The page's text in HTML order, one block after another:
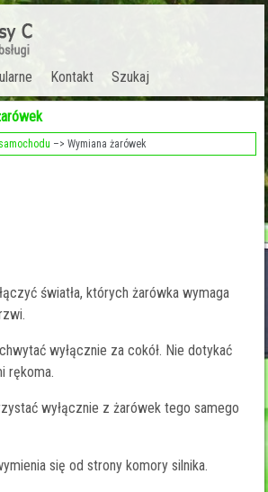
Kontakt Szukaj
–> Wymiana żarówek
światła, których żarówka wymaga
wyłącznie za cokół. Nie dotykać
rękoma.
wyłącznie z żarówek tego samego
się od strony komory silnika.